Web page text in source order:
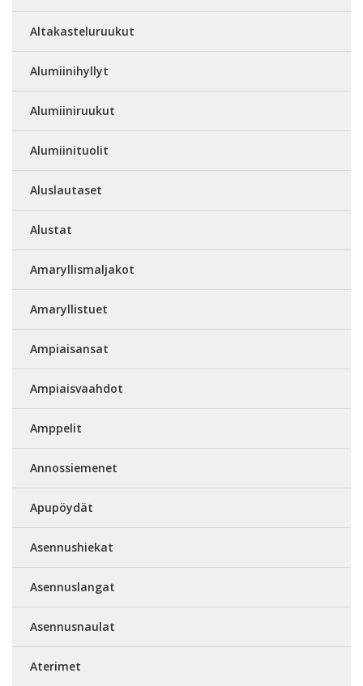
Altakasteluruukut
Alumiinihyllyt
Alumiiniruukut
Alumiinituolit
Aluslautaset
Alustat
Amaryllismaljakot
Amaryllistuet
Ampiaisansat
Ampiaisvaahdot
Amppelit
Annossiemenet
Apupöydät
Asennushiekat
Asennuslangat
Asennusnaulat
Aterimet